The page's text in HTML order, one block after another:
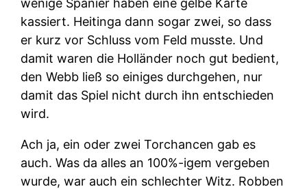
kassiert. Heitinga dann sogar zwei, so dass
er kurz vor Schluss vom Feld musste. Und
damit waren die Holländer noch gut bedient,
den Webb ließ so einiges durchgehen, nur
damit das Spiel nicht durch ihn entschieden
wird.
Ach ja, ein oder zwei Torchancen gab es
auch. Was da alles an 100%-igem vergeben
wurde, war auch ein schlechter Witz. Robben